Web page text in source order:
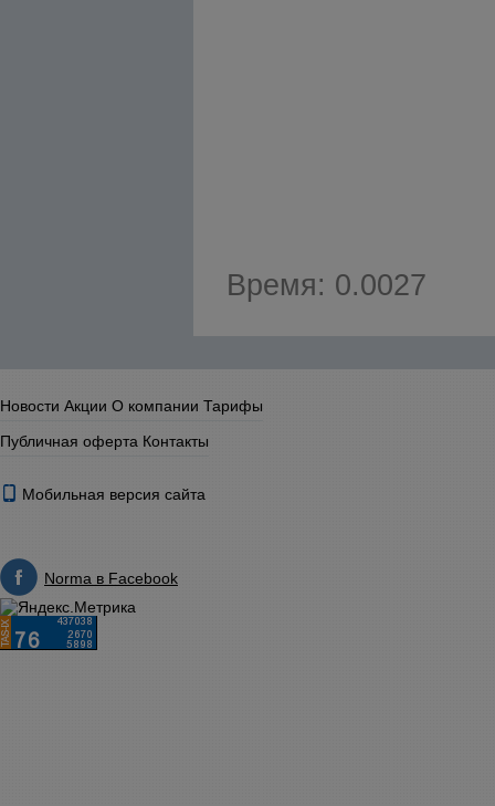
Время: 0.0027
Новости Акции О компании Тарифы
Публичная оферта Контакты
Мобильная версия сайта
Norma в Facebook